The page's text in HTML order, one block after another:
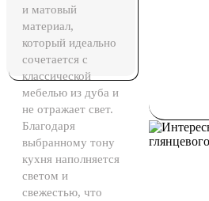
и матовый
материал,
который идеально
сочетается с
классической
мебелью из дуба и
не отражает свет.
Благодаря
выбранному тону
кухня наполняется
светом и
свежестью, что